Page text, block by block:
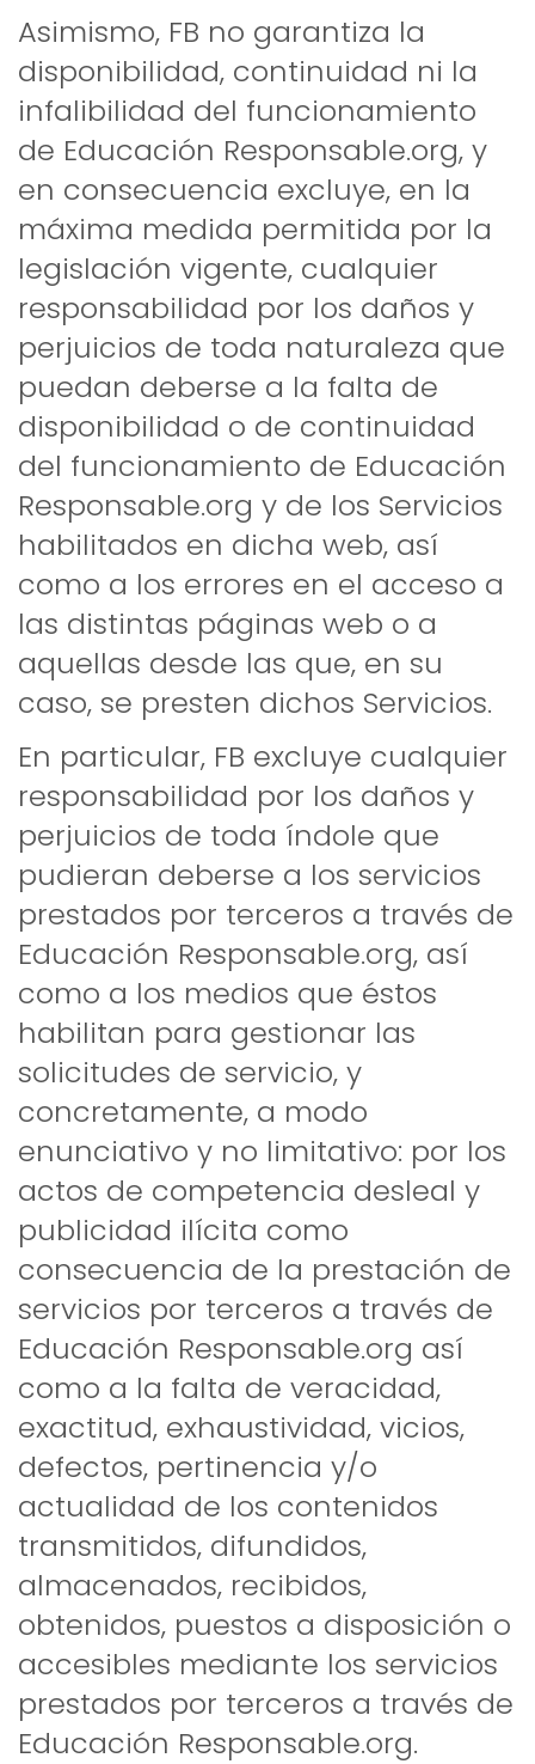
Asimismo, FB no garantiza la
disponibilidad, continuidad ni la
infalibilidad del funcionamiento
de Educación Responsable.org, y
en consecuencia excluye, en la
máxima medida permitida por la
legislación vigente, cualquier
responsabilidad por los daños y
perjuicios de toda naturaleza que
puedan deberse a la falta de
disponibilidad o de continuidad
del funcionamiento de Educación
Responsable.org y de los Servicios
habilitados en dicha web, así
como a los errores en el acceso a
las distintas páginas web o a
aquellas desde las que, en su
caso, se presten dichos Servicios.
En particular, FB excluye cualquier
responsabilidad por los daños y
perjuicios de toda índole que
pudieran deberse a los servicios
prestados por terceros a través de
Educación Responsable.org, así
como a los medios que éstos
habilitan para gestionar las
solicitudes de servicio, y
concretamente, a modo
enunciativo y no limitativo: por los
actos de competencia desleal y
publicidad ilícita como
consecuencia de la prestación de
servicios por terceros a través de
Educación Responsable.org así
como a la falta de veracidad,
exactitud, exhaustividad, vicios,
defectos, pertinencia y/o
actualidad de los contenidos
transmitidos, difundidos,
almacenados, recibidos,
obtenidos, puestos a disposición o
accesibles mediante los servicios
prestados por terceros a través de
Educación Responsable.org.